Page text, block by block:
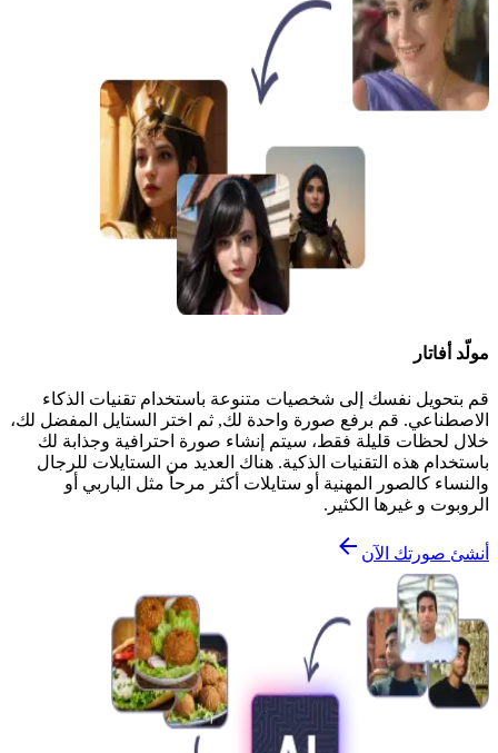
مولّد أفاتار
قم بتحويل نفسك إلى شخصيات متنوعة باستخدام تقنيات الذكاء
الاصطناعي. قم برفع صورة واحدة لك, ثم اختر الستايل المفضل لك،
خلال لحظات قليلة فقط، سيتم إنشاء صورة احترافية وجذابة لك
باستخدام هذه التقنيات الذكية. هناك العديد من الستايلات للرجال
والنساء كالصور المهنية أو ستايلات أكثر مرحاً مثل الباربي أو
الروبوت و غيرها الكثير.
أنشئ صورتك الآن